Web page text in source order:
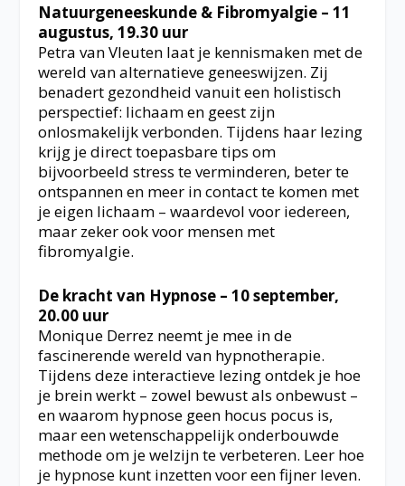
Natuurgeneeskunde & Fibromyalgie – 11
augustus, 19.30 uur
Petra van Vleuten laat je kennismaken met de
wereld van alternatieve geneeswijzen. Zij
benadert gezondheid vanuit een holistisch
perspectief: lichaam en geest zijn
onlosmakelijk verbonden. Tijdens haar lezing
krijg je direct toepasbare tips om
bijvoorbeeld stress te verminderen, beter te
ontspannen en meer in contact te komen met
je eigen lichaam – waardevol voor iedereen,
maar zeker ook voor mensen met
fibromyalgie.
De kracht van Hypnose – 10 september,
20.00 uur
Monique Derrez neemt je mee in de
fascinerende wereld van hypnotherapie.
Tijdens deze interactieve lezing ontdek je hoe
je brein werkt – zowel bewust als onbewust –
en waarom hypnose geen hocus pocus is,
maar een wetenschappelijk onderbouwde
methode om je welzijn te verbeteren. Leer hoe
je hypnose kunt inzetten voor een fijner leven.